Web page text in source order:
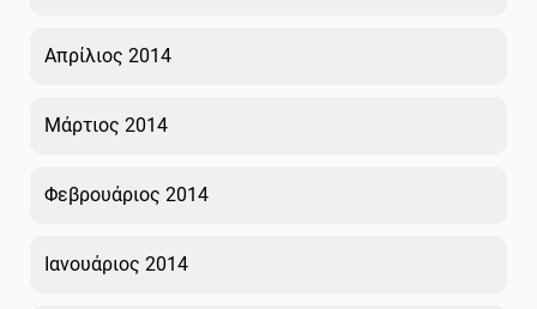
Απρίλιος 2014
Μάρτιος 2014
Φεβρουάριος 2014
Ιανουάριος 2014